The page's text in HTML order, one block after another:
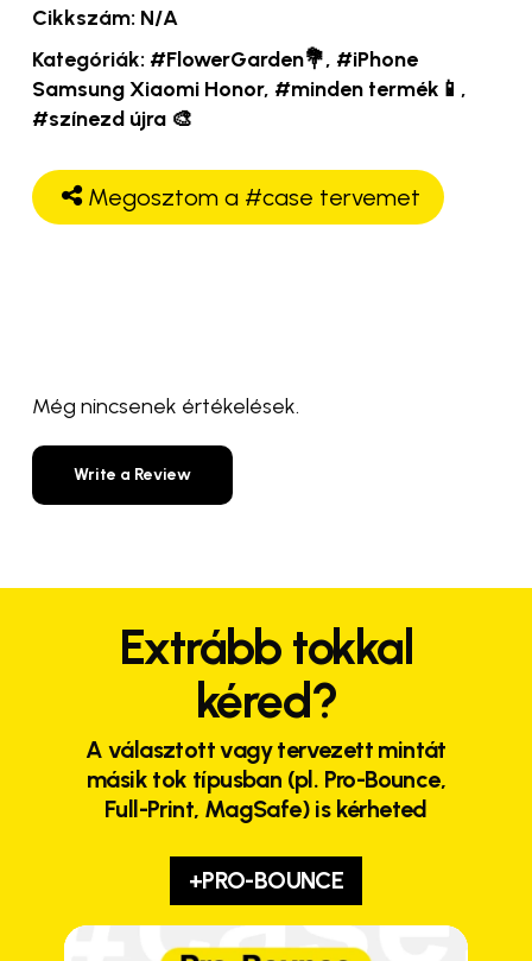
Cikkszám: N/A
Kategóriák: #FlowerGarden💐, #iPhone
Samsung Xiaomi Honor, #minden termék📱 ,
#színezd újra 🎨
Megosztom a #case tervemet
Még nincsenek értékelések.
Write a Review
Extrább tokkal
kéred?
A választott vagy tervezett mintát
másik tok típusban (pl. Pro-Bounce,
Full-Print, MagSafe) is kérheted
+PRO-BOUNCE